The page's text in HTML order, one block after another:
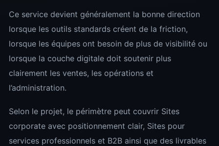
Ce service devient généralement la bonne direction
lorsque les outils standards créent de la friction,
lorsque les équipes ont besoin de plus de visibilité ou
lorsque la couche digitale doit soutenir plus
clairement les ventes, les opérations et
l’administration.
Selon le projet, le périmètre peut couvrir Sites
corporate avec positionnement clair, Sites pour
services professionnels et B2B ainsi que des livrables